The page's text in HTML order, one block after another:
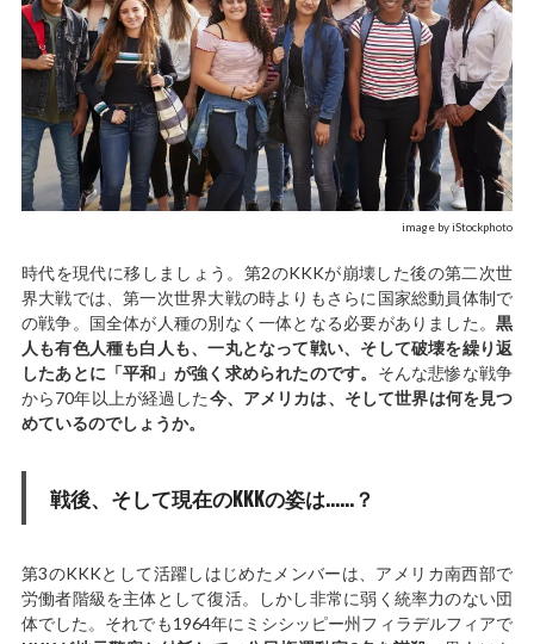
image by iStockphoto
時代を現代に移しましょう。第2のKKKが崩壊した後の第二次世
界大戦では、第一次世界大戦の時よりもさらに国家総動員体制で
の戦争。国全体が人種の別なく一体となる必要がありました。黒
人も有色人種も白人も、一丸となって戦い、そして破壊を繰り返
したあとに「平和」が強く求められたのです。 そんな悲惨な戦争
から70年以上が経過した今、アメリカは、そして世界は何を見つ
めているのでしょうか。
戦後、そして現在のKKKの姿は……？
第3のKKKとして活躍しはじめたメンバーは、アメリカ南西部で
労働者階級を主体として復活。しかし非常に弱く統率力のない団
体でした。それでも1964年にミシシッピー州フィラデルフィアで